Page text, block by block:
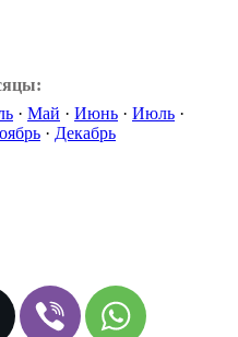
· Май · Июнь · Июль ·
· Декабрь